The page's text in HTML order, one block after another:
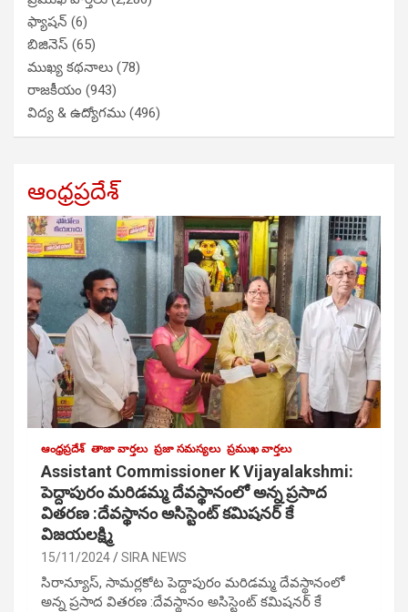
ఫ్యాషన్ (6)
బిజినెస్ (65)
ముఖ్య కథనాలు (78)
రాజకీయం (943)
విద్య & ఉద్యోగము (496)
ఆంధ్రప్రదేశ్
ఆంధ్రప్రదేశ్ తాజా వార్తలు ప్రజా సమస్యలు ప్రముఖ వార్తలు
Assistant Commissioner K Vijayalakshmi:
పెద్దాపురం మరిడమ్మ దేవస్థానంలో అన్న ప్రసాద
వితరణ :దేవస్థానం అసిస్టెంట్ కమిషనర్ కే
విజయలక్ష్మి
15/11/2024 SIRA NEWS
సిరాన్యూస్, సామర్లకోట పెద్దాపురం మరిడమ్మ దేవస్థానంలో
అన్న ప్రసాద వితరణ :దేవస్థానం అసిస్టెంట్ కమిషనర్ కే